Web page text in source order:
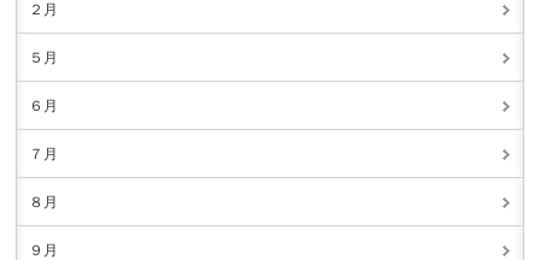
２月
５月
６月
７月
８月
９月